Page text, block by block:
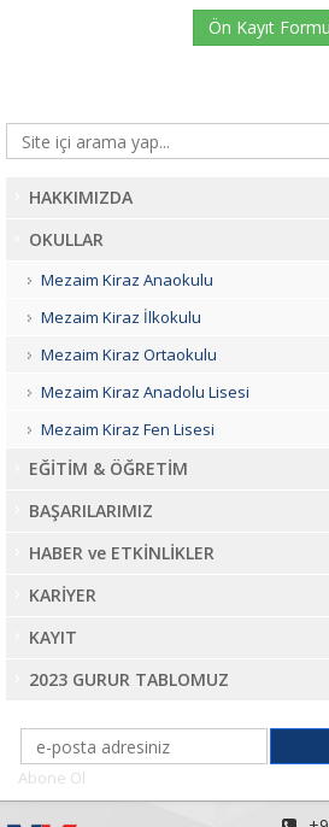
Ön Kayıt Formu
HAKKIMIZDA
OKULLAR
Mezaim Kiraz Anaokulu
Mezaim Kiraz İlkokulu
Mezaim Kiraz Ortaokulu
Mezaim Kiraz Anadolu Lisesi
Mezaim Kiraz Fen Lisesi
EĞİTİM & ÖĞRETİM
BAŞARILARIMIZ
HABER ve ETKİNLİKLER
KARİYER
KAYIT
2023 GURUR TABLOMUZ
Abone Ol